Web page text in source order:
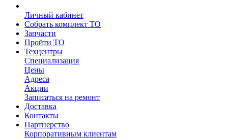
Личный кабинет
Собрать комплект ТО
Запчасти
Пройти ТО
Техцентры
Специализация
Цены
Адреса
Акции
Записаться на ремонт
Доставка
Контакты
Партнерство
Корпоративным клиентам